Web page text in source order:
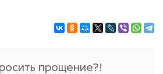
прощение?!